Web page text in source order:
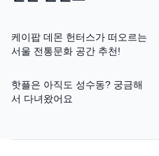
케이팝 데몬 헌터스가 떠오르는
서울 전통문화 공간 추천!
핫플은 아직도 성수동? 궁금해
서 다녀왔어요